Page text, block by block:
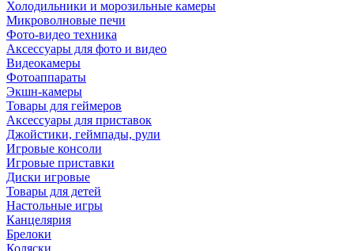
Холодильники и морозильные камеры
Микроволновые печи
Фото-видео техника
Аксессуары для фото и видео
Видеокамеры
Фотоаппараты
Экшн-камеры
Товары для геймеров
Аксессуары для приставок
Джойстики, геймпады, рули
Игровые консоли
Игровые приставки
Диски игровые
Товары для детей
Настольные игры
Канцелярия
Брелоки
Коляски